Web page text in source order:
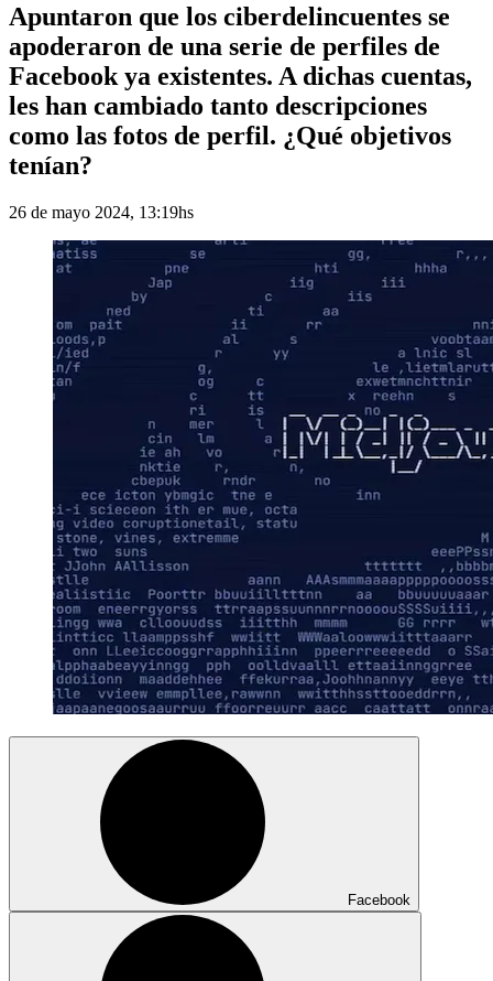
Apuntaron que los ciberdelincuentes se
apoderaron de una serie de perfiles de
Facebook ya existentes. A dichas cuentas,
les han cambiado tanto descripciones
como las fotos de perfil. ¿Qué objetivos
tenían?
26 de mayo 2024, 13:19hs
Facebook